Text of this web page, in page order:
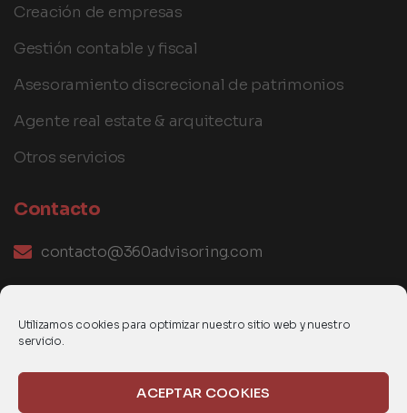
Utilizamos cookies para optimizar nuestro sitio web y nuestro
servicio.
ACEPTAR COOKIES
Creación de empresas
Gestión contable y fiscal
Asesoramiento discrecional de patrimonios
Agente real estate & arquitectura
Otros servicios
Contacto
contacto@360advisoring.com